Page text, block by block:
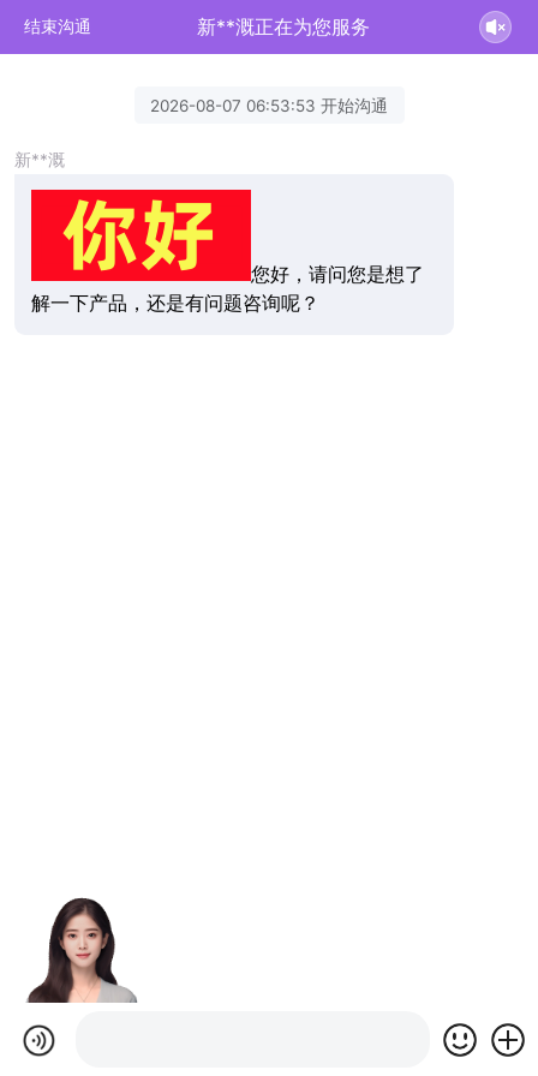
结束沟通 新**溉正在为您服务
2026-08-07 06:53:53 开始沟通
新**溉
您好，请问您是想了
解一下产品，还是有问题咨询呢？